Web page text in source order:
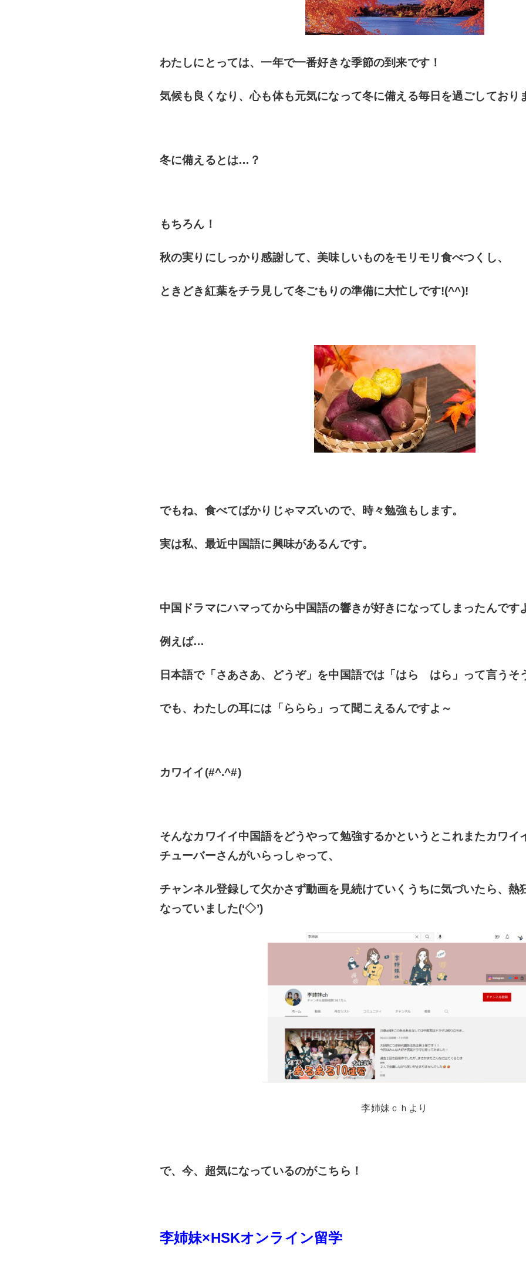
わたしにとっては、一年で一番好きな季節の到来です！
気候も良くなり、心も体も元気になって冬に備える毎日を過ごしており
冬に備えるとは…？
もちろん！
秋の実りにしっかり感謝して、美味しいものをモリモリ食べつくし、
ときどき紅葉をチラ見して冬ごもりの準備に大忙しです!(^^)!
でもね、食べてばかりじゃマズいので、時々勉強もします。
実は私、最近中国語に興味があるんです。
中国ドラマにハマってから中国語の響きが好きになってしまったんです
例えば…
日本語で「さあさあ、どうぞ」を中国語では「はら はら」って言うそ
でも、わたしの耳には「ららら」って聞こえるんですよ～
カワイイ(#^.^#)
そんなカワイイ中国語をどうやって勉強するかというとこれまたカワイ
チューバーさんがいらっしゃって、
チャンネル登録して欠かさず動画を見続けていくうちに気づいたら、熱
なっていました(‘◇’)ゞ
李姉妹ｃｈより
で、今、超気になっているのがこちら！
李姉妹×HSKオンライン留学